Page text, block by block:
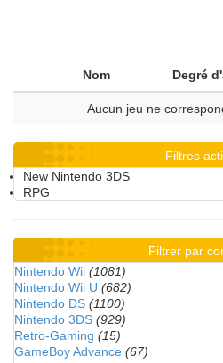
Nom Degré
Aucun jeu ne
Filtres
New Nintendo 3DS
RPG
Filtrer par
Nintendo Wii (1081)
Nintendo Wii U (682)
Nintendo DS (1100)
Nintendo 3DS (929)
Retro-Gaming (15)
GameBoy Advance (67)